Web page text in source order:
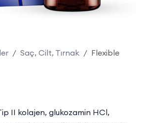
Saç, Cilt, Tırnak Flexible
II kolajen, glukozamin HCl,